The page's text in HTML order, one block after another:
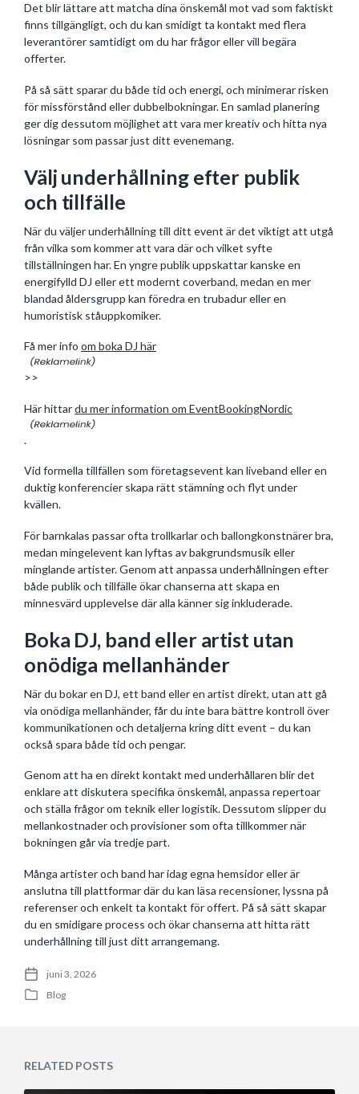
Det blir lättare att matcha dina önskemål mot vad som faktiskt
finns tillgängligt, och du kan smidigt ta kontakt med flera
leverantörer samtidigt om du har frågor eller vill begära
offerter.
På så sätt sparar du både tid och energi, och minimerar risken
för missförstånd eller dubbelbokningar. En samlad planering
ger dig dessutom möjlighet att vara mer kreativ och hitta nya
lösningar som passar just ditt evenemang.
Välj underhållning efter publik
och tillfälle
När du väljer underhållning till ditt event är det viktigt att utgå
från vilka som kommer att vara där och vilket syfte
tillställningen har. En yngre publik uppskattar kanske en
energifylld DJ eller ett modernt coverband, medan en mer
blandad åldersgrupp kan föredra en trubadur eller en
humoristisk ståuppkomiker.
Få mer info om boka DJ här
>>
Här hittardu mer information om EventBookingNordic
.
Vid formella tillfällen som företagsevent kan liveband eller en
duktig konferencier skapa rätt stämning och flyt under
kvällen.
För barnkalas passar ofta trollkarlar och ballongkonstnärer bra,
medan mingelevent kan lyftas av bakgrundsmusik eller
minglande artister. Genom att anpassa underhållningen efter
både publik och tillfälle ökar chanserna att skapa en
minnesvärd upplevelse där alla känner sig inkluderade.
Boka DJ, band eller artist utan
onödiga mellanhänder
När du bokar en DJ, ett band eller en artist direkt, utan att gå
via onödiga mellanhänder, får du inte bara bättre kontroll över
kommunikationen och detaljerna kring ditt event – du kan
också spara både tid och pengar.
Genom att ha en direkt kontakt med underhållaren blir det
enklare att diskutera specifika önskemål, anpassa repertoar
och ställa frågor om teknik eller logistik. Dessutom slipper du
mellankostnader och provisioner som ofta tillkommer när
bokningen går via tredje part.
Många artister och band har idag egna hemsidor eller är
anslutna till plattformar där du kan läsa recensioner, lyssna på
referenser och enkelt ta kontakt för offert. På så sätt skapar
du en smidigare process och ökar chanserna att hitta rätt
underhållning till just ditt arrangemang.
P
t
juni 3, 2026
P
d
i
Blog
RELATED POSTS